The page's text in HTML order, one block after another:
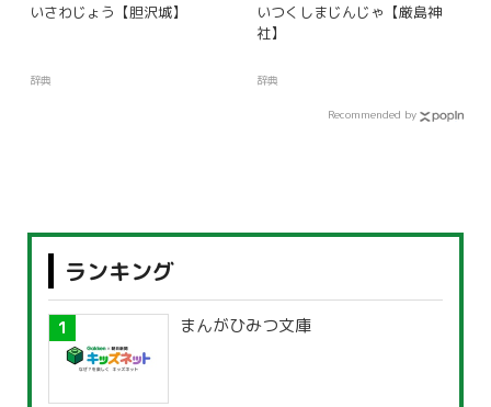
いさわじょう【胆沢城】
辞典
いつくしまじんじゃ【厳島神
社】
辞典
Recommended by
ランキング
まんがひみつ文庫